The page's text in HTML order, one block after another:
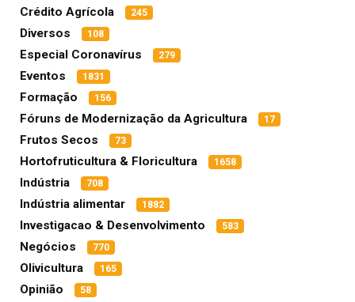
Crédito Agrícola 245
Diversos 108
Especial Coronavírus 279
Eventos 1831
Formação 156
Fóruns de Modernização da Agricultura 17
Frutos Secos 73
Hortofruticultura & Floricultura 1658
Indústria 708
Indústria alimentar 1882
Investigacao & Desenvolvimento 583
Negócios 770
Olivicultura 165
Opinião 58